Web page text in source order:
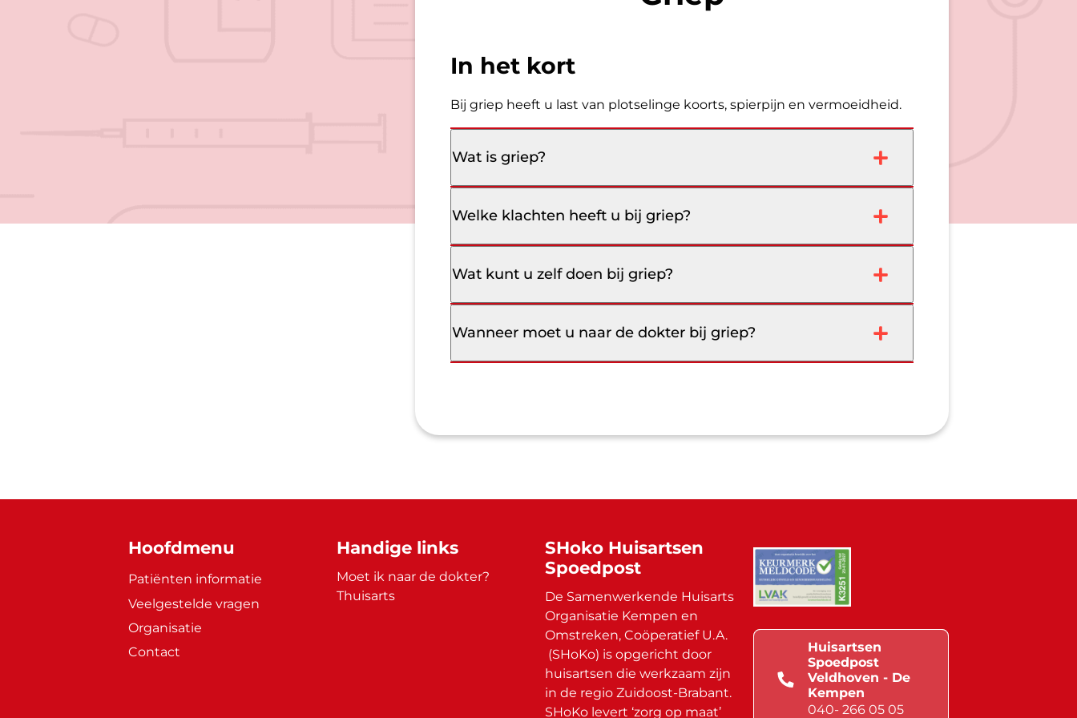
In het kort
Bij griep heeft u last van plotselinge koorts, spierpijn en vermoeidheid.
Wat is griep?
Welke klachten heeft u bij griep?
Wat kunt u zelf doen bij griep?
Wanneer moet u naar de dokter bij griep?
Hoofdmenu
Patiënten informatie
Veelgestelde vragen
Organisatie
Contact
Handige links
Moet ik naar de dokter?
Thuisarts
SHoko Huisartsen
Spoedpost
De Samenwerkende Huisarts
Organisatie Kempen en
Omstreken, Coöperatief U.A.
(SHoKo) is opgericht door
huisartsen die werkzaam zijn
in de regio Zuidoost-Brabant.
SHoKo levert ‘zorg op maat’
Huisartsen
Spoedpost
Veldhoven - De
Kempen
040- 266 05 05